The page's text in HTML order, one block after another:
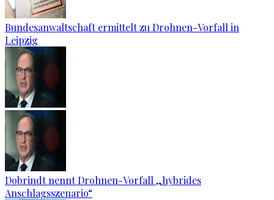
Bundesanwaltschaft ermittelt zu Drohnen-Vorfall in
Leipzig
Dobrindt nennt Drohnen-Vorfall „hybrides
Anschlagsszenario“